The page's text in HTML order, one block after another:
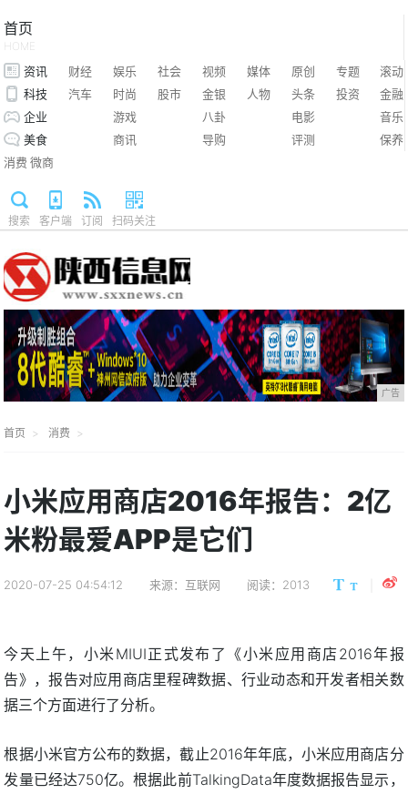
首页
HOME
资讯 财经 娱乐 社会 视频 媒体 原创 专题
滚动
科技
汽车 时尚 股市 金银 人物 头条 投资
金融
企业
游戏 八卦 电影
音乐
美食
商讯 导购 评测
保养
消费 微商
搜索 客户端 订阅 扫码关注
广告
首页 消费
小米应用商店2016年报告：2亿
米粉最爱APP是它们
2020-07-25 04:54:12 来源：互联网 阅读：2013
今天上午，小米MIUI正式发布了《小米应用商店2016年报
告》，报告对应用商店里程碑数据、行业动态和开发者相关数
据三个方面进行了分析。
根据小米官方公布的数据，截止2016年年底，小米应用商店分
发量已经达750亿。根据此前TalkingData年度数据报告显示，